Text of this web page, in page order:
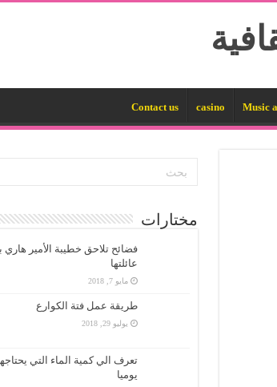
Music
casino
Contact us
مختارات
فضائح تلاحق خطيبة الأمير
عائلتها
مايو 7, 2018
طريقة عمل فتة الكوارع
يوليو 29, 2018
تعرف الي كمية الماء التي
يوميا